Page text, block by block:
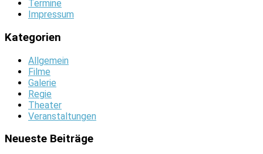
Termine
Impressum
Kategorien
Allgemein
Filme
Galerie
Regie
Theater
Veranstaltungen
Neueste Beiträge